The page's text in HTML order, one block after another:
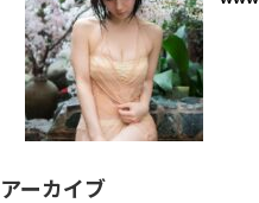
アーカイブ